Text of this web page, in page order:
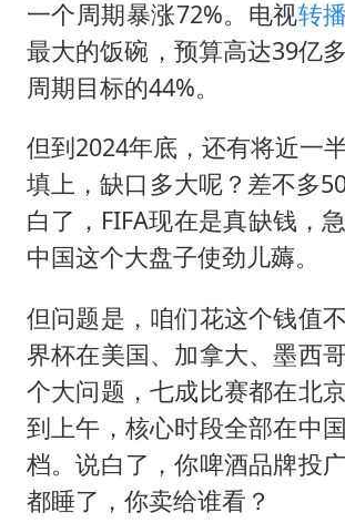
一个周期暴涨72%。电视转
最大的饭碗，预算高达39亿
周期目标的44%。
但到2024年底，还有将近一
填上，缺口多大呢？差不多
白了，FIFA现在是真缺钱，
中国这个大盘子使劲儿薅。
但问题是，咱们花这个钱值
界杯在美国、加拿大、墨西
个大问题，七成比赛都在北
到上午，核心时段全部在中
档。说白了，你啤酒品牌投
都睡了，你卖给谁看？